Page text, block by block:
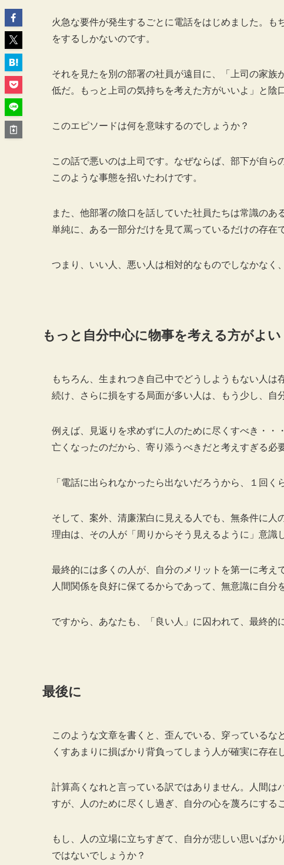
火急な要件が発生するごとに電話をはじめました。
をするしかないのです。
それを見たを別の部署の社員が遠目に、「上司の家
低だ。もっと上司の気持ちを考えた方がいいよ」と陰
このエピソードは何を意味するのでしょうか？
この話で悪いのは上司です。なぜならば、部下が自ら
このような事態を招いたわけです。
また、他部署の陰口を話していた社員たちは常識のあ
単純に、ある一部分だけを見て罵っているだけの存在
つまり、いい人、悪い人は相対的なものでしなかなく
もっと自分中心に物事を考える方がよい
もちろん、生まれつき自己中でどうしようもない人
続け、さらに損をする局面が多い人は、もう少し、自
例えば、見返りを求めずに人のために尽くすべき・
亡くなったのだから、寄り添うべきだと考えすぎる必
「電話に出られなかったら出ないだろうから、１回
そして、案外、清廉潔白に見える人でも、無条件に
理由は、その人が「周りからそう見えるように」意識
最終的には多くの人が、自分のメリットを第一に考
人間関係を良好に保てるからであって、無意識に自分
ですから、あなたも、「良い人」に囚われて、最終的
最後に
このような文章を書くと、歪んでいる、穿っている
くすあまりに損ばかり背負ってしまう人が確実に存在
計算高くなれと言っている訳ではありません。人間
すが、人のために尽くし過ぎ、自分の心を蔑ろにする
もし、人の立場に立ちすぎて、自分が悲しい思いば
ではないでしょうか？